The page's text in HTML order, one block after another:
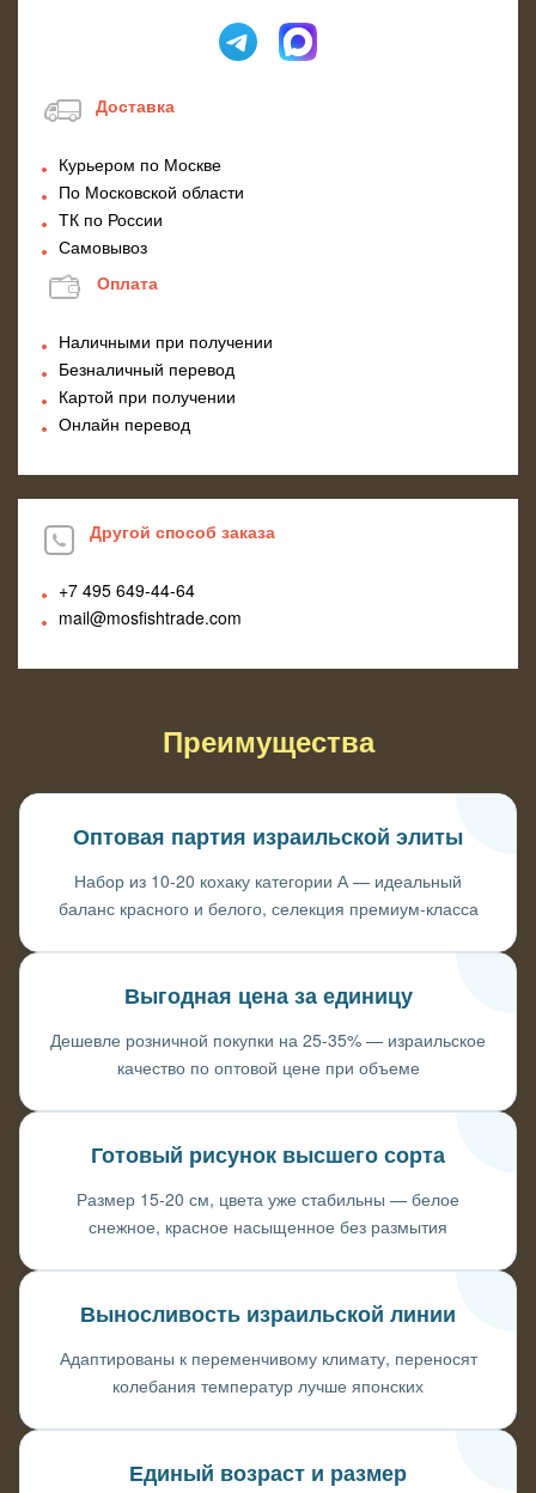
Доставка
Курьером по Москве
По Московской области
ТК по России
Самовывоз
Оплата
Наличными при получении
Безналичный перевод
Картой при получении
Онлайн перевод
Другой способ заказа
+7 495 649-44-64
mail@mosfishtrade.com
Преимущества
Оптовая партия израильской элиты
Набор из 10-20 кохаку категории А — идеальный
баланс красного и белого, селекция премиум-класса
Выгодная цена за единицу
Дешевле розничной покупки на 25-35% — израильское
качество по оптовой цене при объеме
Готовый рисунок высшего сорта
Размер 15-20 см, цвета уже стабильны — белое
снежное, красное насыщенное без размытия
Выносливость израильской линии
Адаптированы к переменчивому климату, переносят
колебания температур лучше японских
Единый возраст и размер